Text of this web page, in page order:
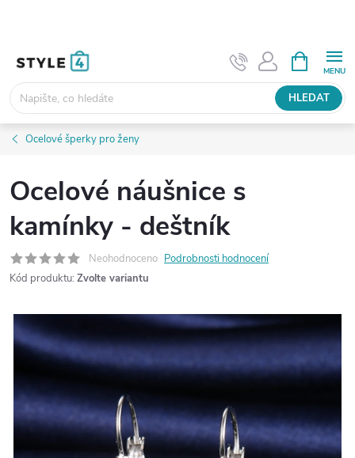
HLEDAT
NÁKUPNÍ
KOŠÍK
Ocelové šperky pro ženy
Ocelové náušnice s
kamínky - deštník
Neohodnoceno Podrobnosti hodnocení
Kód produktu: Zvolte variantu